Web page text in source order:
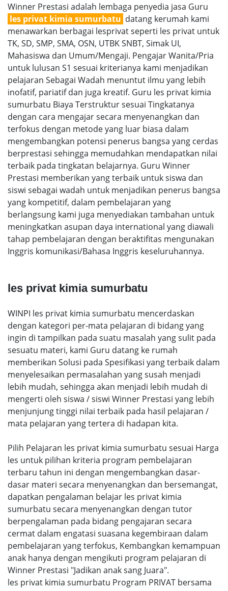
Winner Prestasi adalah lembaga penyedia jasa Guru
les privat kimia sumurbatu datang kerumah kami
menawarkan berbagai lesprivat seperti les privat untuk
TK, SD, SMP, SMA, OSN, UTBK SNBT, Simak UI,
Mahasiswa dan Umum/Mengaji. Pengajar Wanita/Pria
untuk lulusan S1 sesuai kriterianya kami menjadikan
pelajaran Sebagai Wadah menuntut ilmu yang lebih
inofatif, pariatif dan juga kreatif. Guru les privat kimia
sumurbatu Biaya Terstruktur sesuai Tingkatanya
dengan cara mengajar secara menyenangkan dan
terfokus dengan metode yang luar biasa dalam
mengembangkan potensi penerus bangsa yang cerdas
berprestasi sehingga memudahkan mendapatkan nilai
terbaik pada tingkatan belajarnya. Guru Winner
Prestasi memberikan yang terbaik untuk siswa dan
siswi sebagai wadah untuk menjadikan penerus bangsa
yang kompetitif, dalam pembelajaran yang
berlangsung kami juga menyediakan tambahan untuk
meningkatkan asupan daya international yang diawali
tahap pembelajaran dengan beraktifitas mengunakan
Inggris komunikasi/Bahasa Inggris keseluruhannya.
les privat kimia sumurbatu
WINPI les privat kimia sumurbatu mencerdaskan
dengan kategori per-mata pelajaran di bidang yang
ingin di tampilkan pada suatu masalah yang sulit pada
sesuatu materi, kami Guru datang ke rumah
memberikan Solusi pada Spesifikasi yang terbaik dalam
menyelesaikan permasalahan yang susah menjadi
lebih mudah, sehingga akan menjadi lebih mudah di
mengerti oleh siswa / siswi Winner Prestasi yang lebih
menjunjung tinggi nilai terbaik pada hasil pelajaran /
mata pelajaran yang tertera di hadapan kita.
Pilih Pelajaran les privat kimia sumurbatu sesuai Harga
les untuk pilihan kriteria program pembelajaran
terbaru tahun ini dengan mengembangkan dasar-
dasar materi secara menyenangkan dan bersemangat,
dapatkan pengalaman belajar les privat kimia
sumurbatu secara menyenangkan dengan tutor
berpengalaman pada bidang pengajaran secara
cermat dalam engatasi suasana kegembiraan dalam
pembelajaran yang terfokus, Kembangkan kemampuan
anak hanya dengan mengikuti program pelajaran di
Winner Prestasi "Jadikan anak sang Juara".
les privat kimia sumurbatu Program PRIVAT bersama